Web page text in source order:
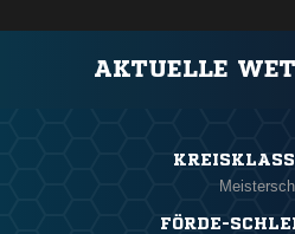
AKTUELLE
FÖRDE-